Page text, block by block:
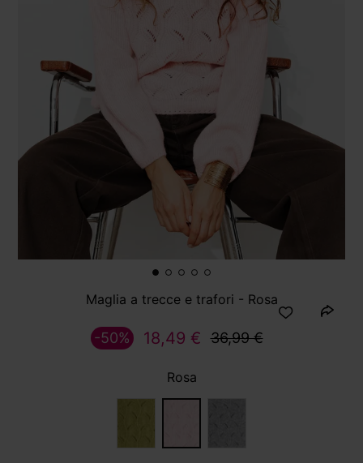
Maglia a trecce e trafori - Rosa
18,49 € 36,99 €
-50%
Rosa